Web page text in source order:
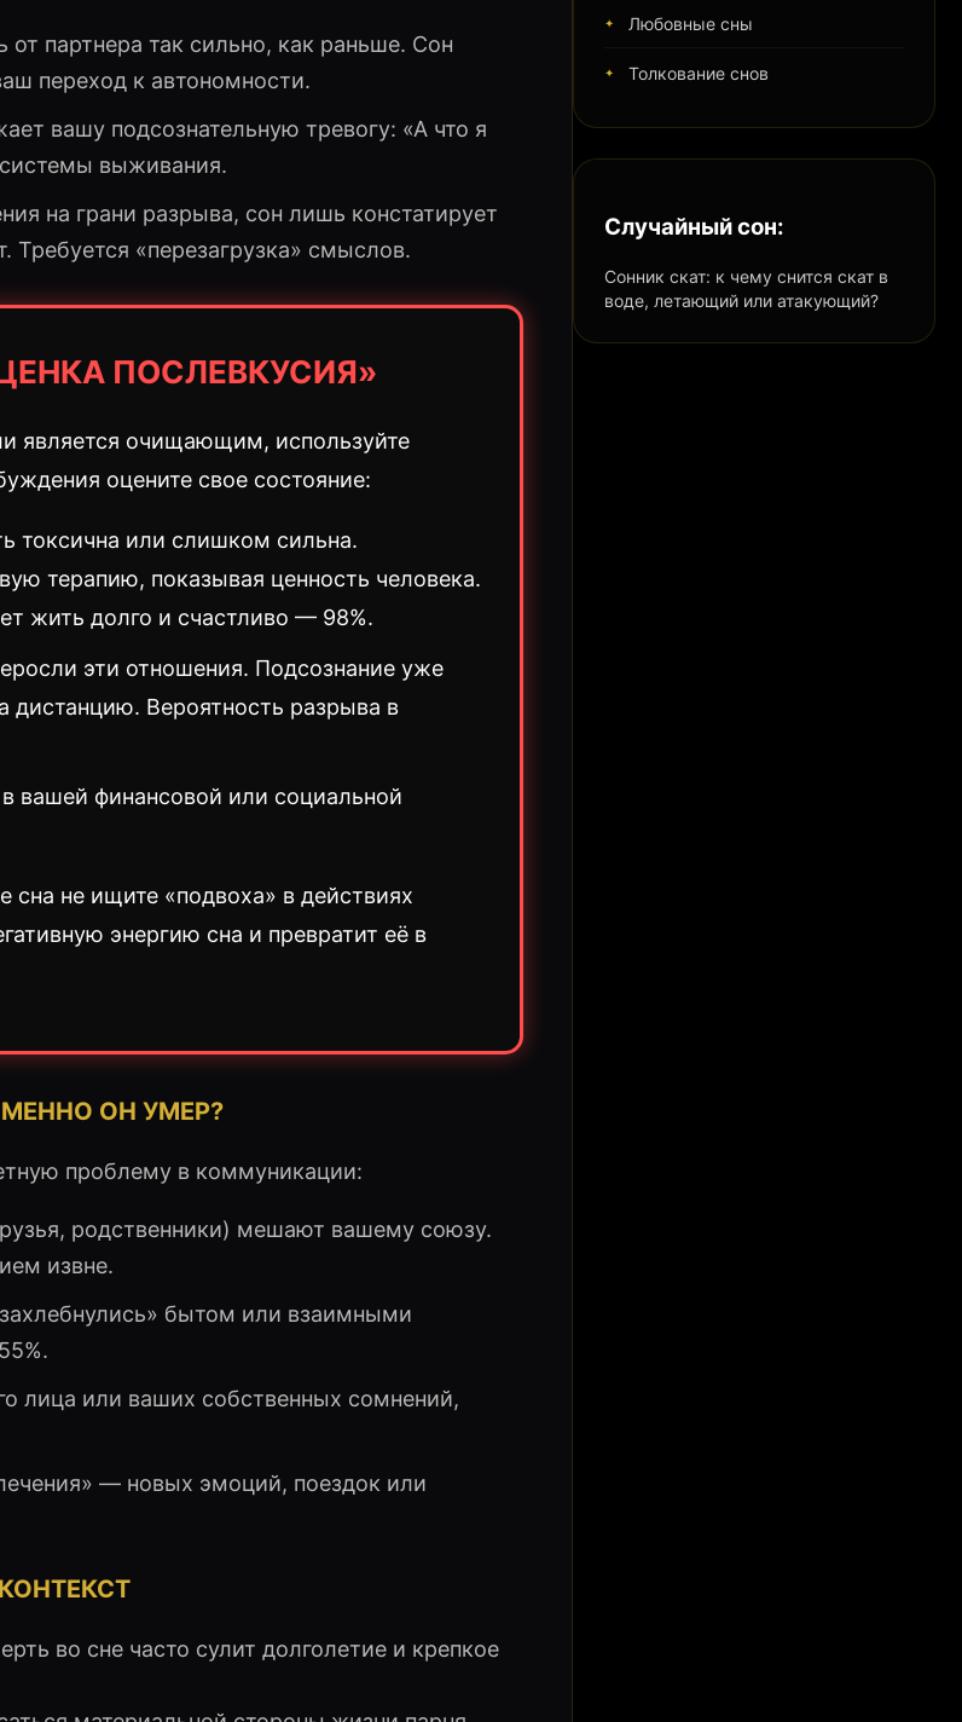
от партнера так сильно, как раньше. Сон
переход к автономности.
вашу подсознательную тревогу: «А что я
системы выживания.
на грани разрыва, сон лишь констатирует
«перезагрузка» смыслов.
ПОСЛЕВКУСИЯ»
является очищающим, используйте
оцените свое состояние:
токсична или слишком сильна.
терапию, показывая ценность человека.
жить долго и счастливо — 98%.
эти отношения. Подсознание уже
дистанцию. Вероятность разрыва в
вашей финансовой или социальной
сна не ищите «подвоха» в действиях
энергию сна и превратит её в
ОН УМЕР?
проблему в коммуникации:
родственники) мешают вашему союзу.
извне.
бытом или взаимными
лица или ваших собственных сомнений,
— новых эмоций, поездок или
во сне часто сулит долголетие и крепкое
Любовные сны
Толкование снов
Случайный сон:
Сонник скат: к чему снится скат в
воде, летающий или атакующий?